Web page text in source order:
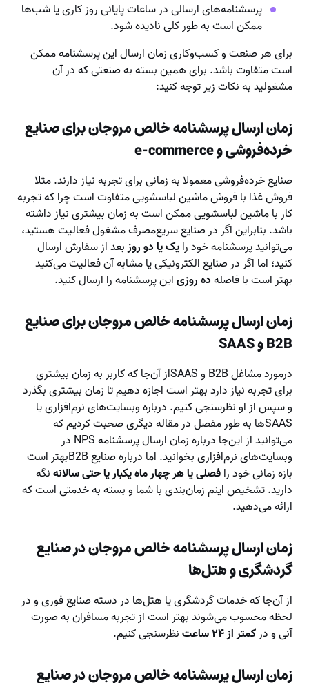
پرسشنامه‌های ارسالی در ساعات پایانی روز کاری یا شب‌ها
ممکن است به طور کلی نادیده شود.
برای هر صنعت و کسب‌وکاری زمان ارسال این پرسشنامه ممکن
است متفاوت باشد. برای همین بسته به صنعتی که در آن
مشغولید به نکات زیر توجه کنید:
زمان ارسال پرسشنامه خالص مروجان برای صنایع
خرده‌فروشی وe-commerce
صنایع خرده‌فروشی معمولا به زمانی برای تجربه نیاز دارند. مثلا
فروش غذا با فروش ماشین لباسشویی متفاوت است چرا که تجربه
کار با ماشین لباسشویی ممکن است به زمان بیشتری نیاز داشته
باشد. بنابراین اگر در صنایع سریع‌مصرف مشغول فعالیت هستید،
می‌توانید پرسشنامه خود رایک یا دو روزبعد از سفارش ارسال
کنید؛ اما اگر در صنایع الکترونیکی یا مشابه آن فعالیت می‌کنید
بهتر است با فاصلهده روزیاین پرسشنامه را ارسال کنید.
زمان ارسال پرسشنامه خالص مروجان برای صنایع
B2BوSAAS
درمورد مشاغل ‌B2B‌ و SAAS‌از آن‌جا که کاربر به زمان بیشتری
برای تجربه نیاز دارد بهتر است اجازه دهیم تا زمان بیشتری بگذرد
و سپس از او نظرسنجی کنیم. درباره وبسایت‌های نرم‌افزاری یا
SAASها به طور مفصل در مقاله دیگری صحبت کردیم که
می‌توانید از این‌جا درباره زمان ارسال پرسشنامه NPS‌ در
وبسایت‌های نرم‌افزاری بخوانید. اما درباره صنایع B2B‌بهتر است
بازه زمانی خود رافصلی یا هر چهار ماه یکبار یا حتی سالانهنگه
دارید. تشخیص اینم زمان‌بندی با شما و بسته به خدمتی است که
ارائه می‌دهید.
زمان ارسال پرسشنامه خالص مروجان در صنایع
گردشگری و هتل‌ها
از آن‌جا که خدمات گردشگری یا هتل‌ها در دسته صنایع فوری و در
لحظه محسوب می‌شوند بهتر است از تجربه مسافران به صورت
آنی و درکمتر از ۲۴ ساعت نظرسنجی کنیم.
زمان ارسال پرسشنامه خالص مروجان در صنایع